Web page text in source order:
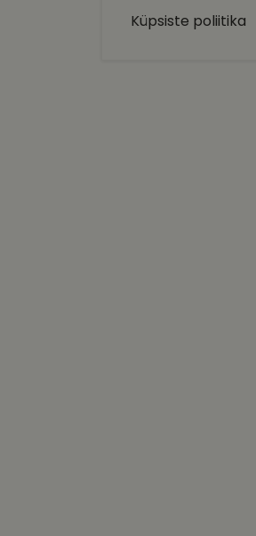
Küpsiste poliitika